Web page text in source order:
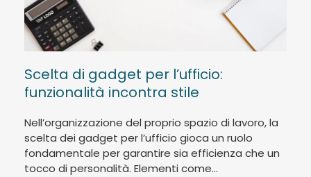
Scelta di gadget per l’ufficio:
funzionalità incontra stile
Nell’organizzazione del proprio spazio di lavoro, la
scelta dei gadget per l’ufficio gioca un ruolo
fondamentale per garantire sia efficienza che un
tocco di personalità. Elementi come...